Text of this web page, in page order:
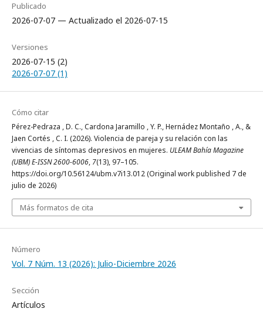
Publicado
2026-07-07 — Actualizado el 2026-07-15
Versiones
2026-07-15 (2)
2026-07-07 (1)
Cómo citar
Pérez-Pedraza , D. C., Cardona Jaramillo , Y. P., Hernádez Montaño , A., &
Jaen Cortés , C. I. (2026). Violencia de pareja y su relación con las
vivencias de síntomas depresivos en mujeres. ULEAM Bahía Magazine
(UBM) E-ISSN 2600-6006, 7(13), 97–105.
https://doi.org/10.56124/ubm.v7i13.012 (Original work published 7 de
julio de 2026)
Más formatos de cita
Número
Vol. 7 Núm. 13 (2026): Julio-Diciembre 2026
Sección
Artículos